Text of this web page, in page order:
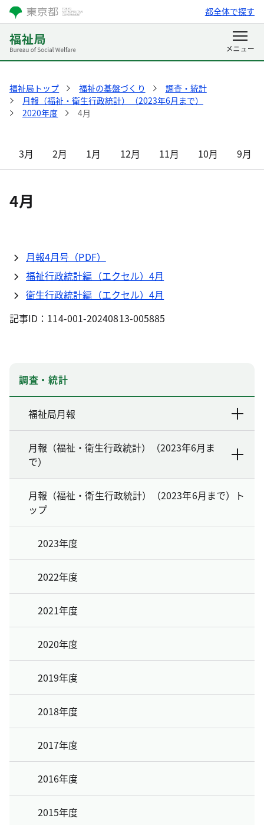
都全体で探す
福祉局トップ 福祉の基盤づくり
調査・統計
月報（福祉・衛生行政統計）（2023年6月まで）
2020年度
4月
3月 2月 1月 12月 11月 10月 9月
4月
月報4月号（PDF）
福祉行政統計編（エクセル）4月
衛生行政統計編（エクセル）4月
記事ID：114-001-20240813-005885
調査・統計
福祉局月報
月報（福祉・衛生行政統計）（2023年6月ま
で）
月報（福祉・衛生行政統計）（2023年6月まで）ト
ップ
2023年度
2022年度
2021年度
2020年度
2019年度
2018年度
2017年度
2016年度
2015年度